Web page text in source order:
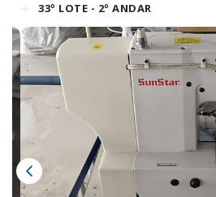
33º LOTE - 2º ANDAR